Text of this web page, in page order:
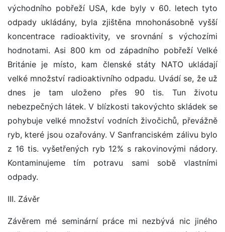
východního pobřeží USA, kde byly v 60. letech tyto
odpady ukládány, byla zjištěna mnohonásobně vyšší
koncentrace radioaktivity, ve srovnání s výchozími
hodnotami. Asi 800 km od západního pobřeží Velké
Británie je místo, kam členské státy NATO ukládají
velké množství radioaktivního odpadu. Uvádí se, že už
dnes je tam uloženo přes 90 tis. Tun životu
nebezpečných látek. V blízkosti takovýchto skládek se
pohybuje velké množství vodních živočichů, převážně
ryb, které jsou ozařovány. V Sanfranciském zálivu bylo
z 16 tis. vyšetřených ryb 12% s rakovinovými nádory.
Kontaminujeme tím potravu sami sobě vlastními
odpady.
III. Závěr
Závěrem mé seminární práce mi nezbývá nic jiného